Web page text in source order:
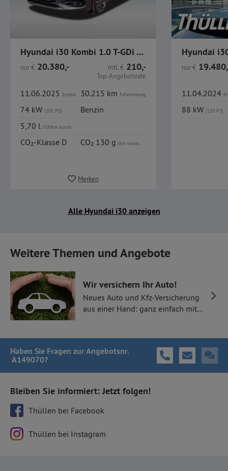
Hyundai i30 Kombi 1.0 T-GDi Advantage Navi LED
nur€ 20.380,- mtl.€ 210,-
Top-Angebotsrate
11.06.2025 Erstzul. 30.215 km Fahrleistung
74 kW (101 PS)
Benzin
5,70 l/100km komb.
CO₂-Klasse D CO₂ 130 g/km komb.
Merken
nur€
11.04.2024
88 kW (120 PS)
Alle Hyundai i30 anzeigen
Weitere Themen und Angebote
Wir versichern Ihr Auto!
Neues Auto und Kfz-Versicherung
aus einer Hand: ganz einfach mit
Haben Sie Fragen zur Angebotsnr.
A149070?
Bleiben Sie informiert: Jetzt folgen!
Thüllen bei Facebook
Thüllen bei Instagram